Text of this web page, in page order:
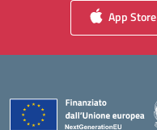
App Store